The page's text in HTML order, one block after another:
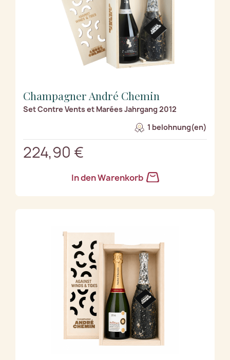
Champagner André Chemin
Set Contre Vents et Marées Jahrgang 2012
1 belohnung(en)
224,90 €
In den Warenkorb